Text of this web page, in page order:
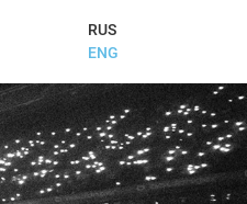
RUS
ENG